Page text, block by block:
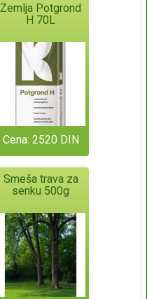
Zemlja Potgrond
H 70L
Cena: 2520 DIN
Smeša trava za
senku 500g